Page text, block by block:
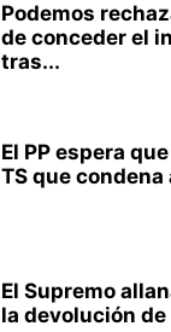
Podemos
de conceder el
tras...
El PP espera
TS que condena
El Supremo
la devolución